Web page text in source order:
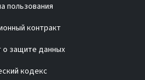
пользования
контракт
о защите данных
кодекс